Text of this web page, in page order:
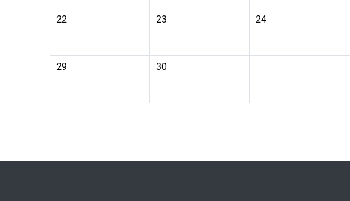
09月 22日 星期一，沒有事件
22 09月 23日 星期二，沒有事件
23 09月 24日 星期三，沒
24
09月 29日 星期一，沒有事件
29 09月 30日 星期二，沒有事件
30